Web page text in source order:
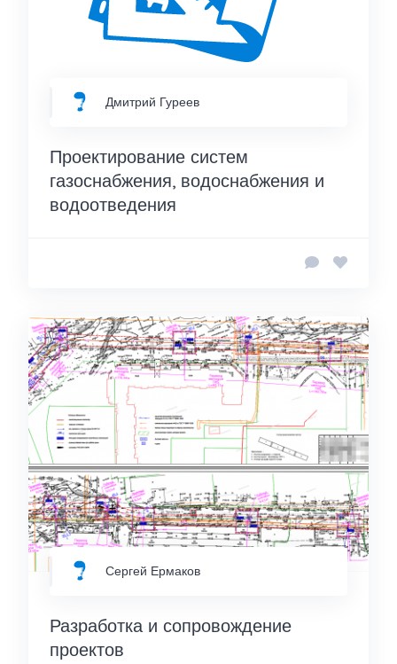
Дмитрий Гуреев
Проектирование систем
газоснабжения, водоснабжения и
водоотведения
Сергей Ермаков
Разработка и сопровождение
проектов